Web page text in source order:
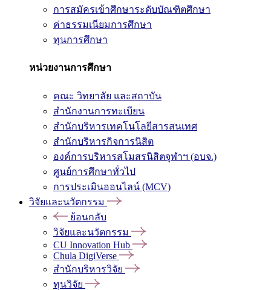
การสมัครเข้าศึกษาระดับบัณฑิตศึกษา
ค่าธรรมเนียมการศึกษา
ทุนการศึกษา
หน่วยงานการศึกษา
คณะ วิทยาลัย และสถาบัน
สำนักงานการทะเบียน
สำนักบริหารเทคโนโลยีสารสนเทศ
สำนักบริหารกิจการนิสิต
องค์การบริหารสโมสรนิสิตจุฬาฯ (อบจ.)
ศูนย์การศึกษาทั่วไป
การประเมินออนไลน์ (MCV)
วิจัยและนวัตกรรม
ย้อนกลับ
วิจัยและนวัตกรรม
CU Innovation Hub
Chula DigiVerse
สำนักบริหารวิจัย
ทุนวิจัย